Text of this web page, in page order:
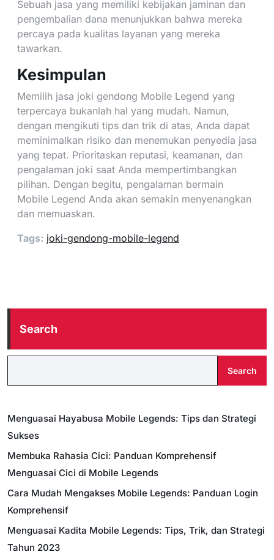
Sebuah jasa yang memiliki kebijakan jaminan dan
pengembalian dana menunjukkan bahwa mereka
percaya pada kualitas layanan yang mereka
tawarkan.
Kesimpulan
Memilih jasa joki gendong Mobile Legend yang
terpercaya bukanlah hal yang mudah. Namun,
dengan mengikuti tips dan trik di atas, Anda dapat
meminimalkan risiko dan menemukan penyedia jasa
yang tepat. Prioritaskan reputasi, keamanan, dan
pengalaman joki saat Anda mempertimbangkan
pilihan. Dengan begitu, pengalaman bermain
Mobile Legend Anda akan semakin menyenangkan
dan memuaskan.
Tags: joki-gendong-mobile-legend
Search
Search
Menguasai Hayabusa Mobile Legends: Tips dan Strategi
Sukses
Membuka Rahasia Cici: Panduan Komprehensif
Menguasai Cici di Mobile Legends
Cara Mudah Mengakses Mobile Legends: Panduan Login
Komprehensif
Menguasai Kadita Mobile Legends: Tips, Trik, dan Strategi
Tahun 2023